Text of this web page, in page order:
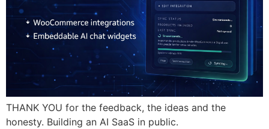
laboratorio ia
THANK YOU for the feedback, the ideas and the
honesty. Building an AI SaaS in public.